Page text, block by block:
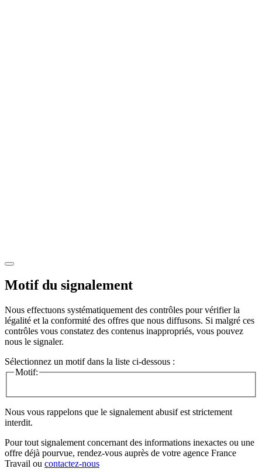
Motif du signalement
Nous effectuons systématiquement des contrôles pour vérifier la
légalité et la conformité des offres que nous diffusons. Si malgré ces
contrôles vous constatez des contenus inappropriés, vous pouvez
nous le signaler.
Sélectionnez un motif dans la liste ci-dessous :
Motif:
Nous vous rappelons que le signalement abusif est strictement
interdit.
Pour tout signalement concernant des informations inexactes ou une
offre déjà pourvue, rendez-vous auprès de votre agence France
Travail ou contactez-nous